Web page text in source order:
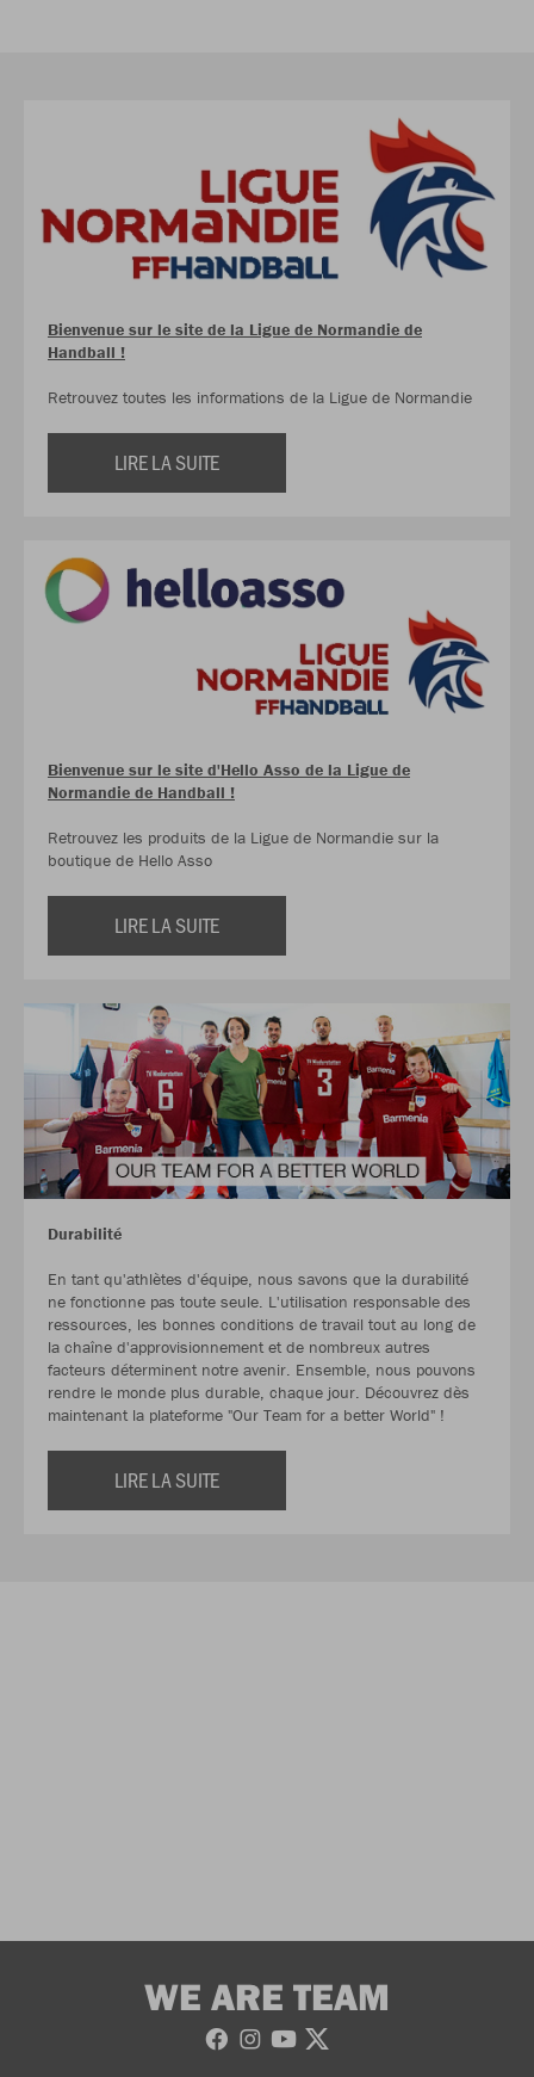
Bienvenue sur le site de la Ligue de Normandie de
Handball !
Retrouvez toutes les informations de la Ligue de Normandie
LIRE LA SUITE
Bienvenue sur le site d'Hello Asso de la Ligue de
Normandie de Handball !
Retrouvez les produits de la Ligue de Normandie sur la
boutique de Hello Asso
LIRE LA SUITE
Durabilité
En tant qu'athlètes d'équipe, nous savons que la durabilité
ne fonctionne pas toute seule. L'utilisation responsable des
ressources, les bonnes conditions de travail tout au long de
la chaîne d'approvisionnement et de nombreux autres
facteurs déterminent notre avenir. Ensemble, nous pouvons
rendre le monde plus durable, chaque jour. Découvrez dès
maintenant la plateforme "Our Team for a better World" !
LIRE LA SUITE
WE ARE TEAM